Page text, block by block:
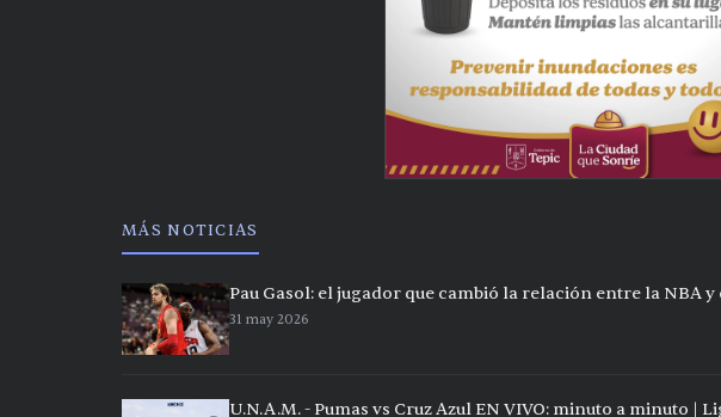
MÁS NOTICIAS
Pau Gasol: el jugador que cambió la relación entre la NBA
31 may 2026
U.N.A.M. - Pumas vs Cruz Azul EN VIVO: minuto a minuto |